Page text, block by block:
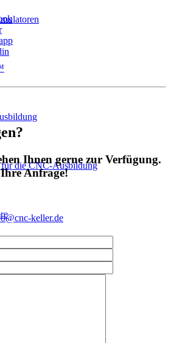
die CNC-Ausbildung
Ihnen gerne zur Verfügung.
Anfrage!
keller.de